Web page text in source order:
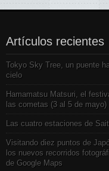
Artículos recientes
Tokyo Sky Tree, un puente
cielo
Hamamatsu Matsuri, el
las cometas (3 al 5 de mayo)
Las cuatro estaciones de
Visitando diez puntos de
los nuevos recorridos
de Google Maps